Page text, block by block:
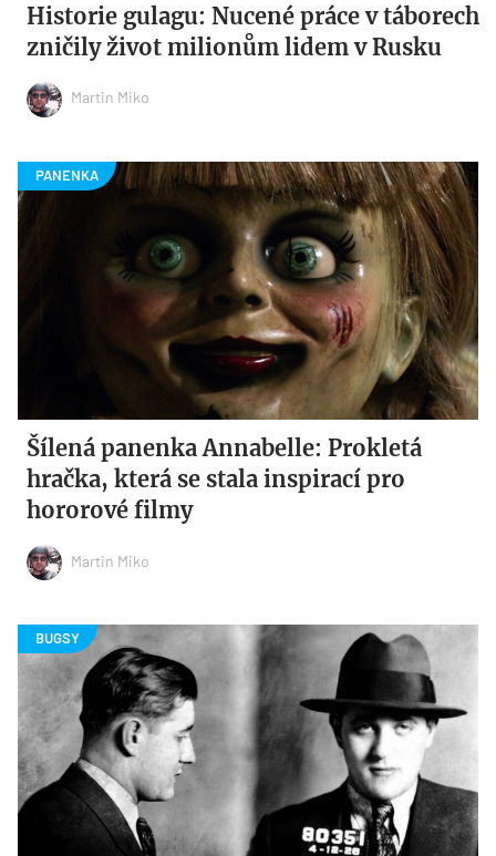
Historie gulagu: Nucené práce v táborech
zničily život milionům lidem v Rusku
Martin Miko
Šílená panenka Annabelle: Prokletá
hračka, která se stala inspirací pro
hororové filmy
Martin Miko